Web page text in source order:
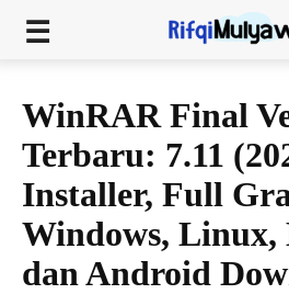
WinRAR Final
Terbaru: 7.11
Installer, Full
Windows, Linux,
dan Android